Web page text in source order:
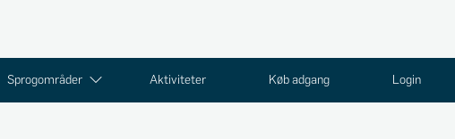
Sprogområder Aktiviteter Køb adgang Login